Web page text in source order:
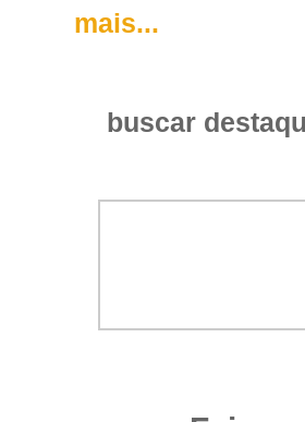
mais...
buscar